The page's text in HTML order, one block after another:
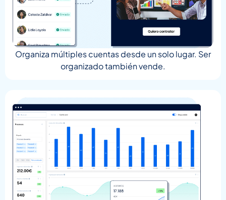
Organiza múltiples cuentas desde un solo lugar. Ser
organizado también vende.